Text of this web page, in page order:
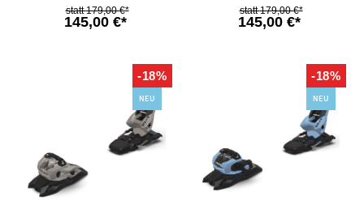
145,00 €*
179,00 €*
145,00 €*
179,00 €*
-18%
NEU
-18%
NEU